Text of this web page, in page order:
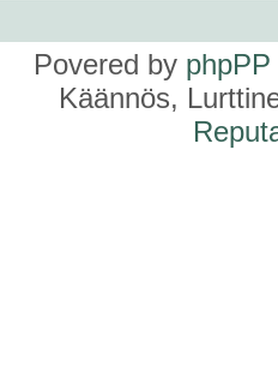
Povered by phpPP
Käännös,